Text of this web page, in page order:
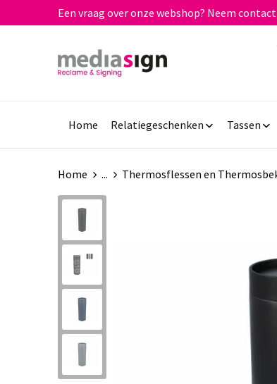
Een vraag over onze webshop? Neem
Home Relatiegeschenken Tassen
Home ... Thermosflessen en